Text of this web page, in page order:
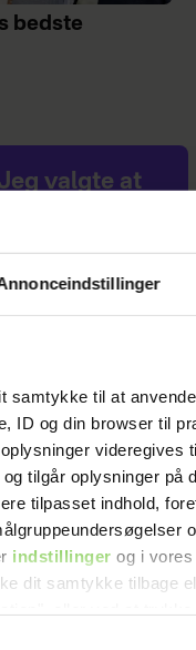
samtykke til at
ID og din browser til
videregives
tilgår oplysninger på
tilpasset indhold,
indstillinger og i vores
dit samtykke tilbage
bedste
valgte at
hans hus,
jeg et chok